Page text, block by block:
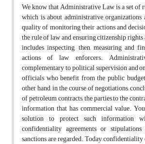
We know that Administrative Law is a set of
which is about administrative
quality of monitoring their actions and
the rule of law and ensuring citizenship
includes inspecting, then, measuring and
actions of law enforcers.
complementary to political supervision and
officials who benefit from the public
other hand, in the course of negotiations,
of petroleum contracts, the parties to the
information that has commercial value.
solution to protect such information
confidentiality agreements or
sanctions are regarded. Today,